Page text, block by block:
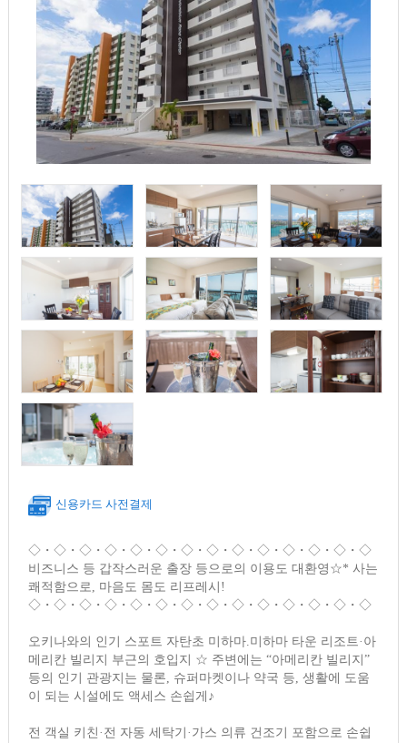
신용카드 사전결제
◇・◇・◇・◇・◇・◇・◇・◇・◇・◇・◇・◇・◇・◇
비즈니스 등 갑작스러운 출장 등으로의 이용도 대환영☆* 사는
쾌적함으로, 마음도 몸도 리프레시!
◇・◇・◇・◇・◇・◇・◇・◇・◇・◇・◇・◇・◇・◇
오키나와의 인기 스포트 자탄초 미하마.미하마 타운 리조트·아
메리칸 빌리지 부근의 호입지 ☆ 주변에는 “아메리칸 빌리지”
등의 인기 관광지는 물론, 슈퍼마켓이나 약국 등, 생활에 도움
이 되는 시설에도 액세스 손쉽게♪
전 객실 키친·전 자동 세탁기·가스 의류 건조기 포함으로 손쉽